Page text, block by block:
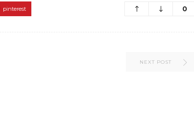
pinterest 0
NEXT POST